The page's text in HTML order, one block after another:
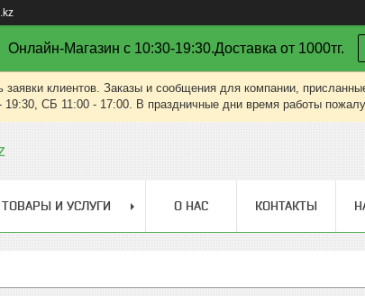
Онлайн-Магазин с 10:30-19:30.Доставка от 1000тг.
клиентов. Заказы и сообщения для компании,
СБ 11:00 - 17:00. В праздничные дни время работы
ТОВАРЫ И УСЛУГИ О НАС КОНТАКТЫ